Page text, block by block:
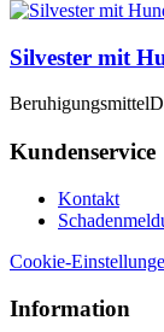
Silvester mit
Beruhigungsmittel
Kundenservice
Kontakt
Cookie-
Information